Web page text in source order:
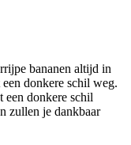
bananen altijd in
donkere schil weg.
een donkere schil
zullen je dankbaar